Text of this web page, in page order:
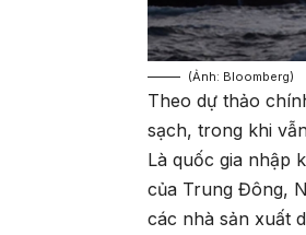
(Ảnh: Bloomberg)
Theo dự thảo
sạch, trong khi
Là quốc gia nhập
của Trung Đông,
các nhà sản xuất